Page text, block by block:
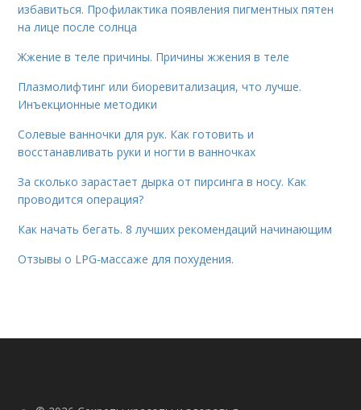
избавиться. Профилактика появления пигментных пятен
на лице после солнца
Жжение в теле причины. Причины жжения в теле
Плазмолифтинг или биоревитализация, что лучше.
Инъекционные методики
Солевые ванночки для рук. Как готовить и
восстанавливать руки и ногти в ванночках
За сколько зарастает дырка от пирсинга в носу. Как
проводится операция?
Как начать бегать. 8 лучших рекомендаций начинающим
Отзывы о LPG-массаже для похудения.